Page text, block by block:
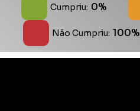
Cumpriu: 0%
Não Cumpriu: 100%